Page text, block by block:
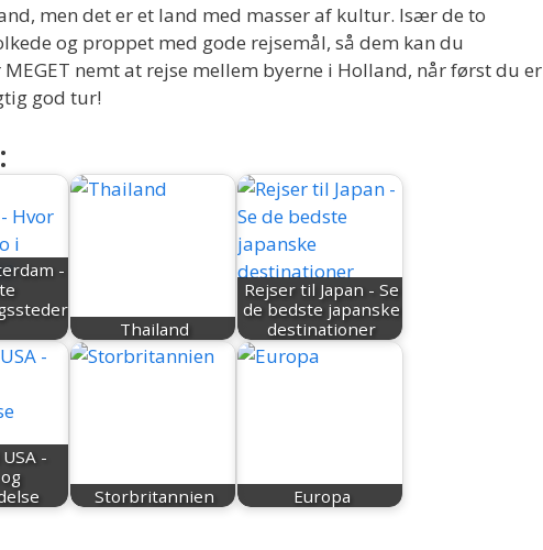
men det er et land med masser af kultur. Især de to
og proppet med gode rejsemål, så dem kan du
MEGET nemt at rejse mellem byerne i Holland, når først du er
god tur!
-
Thailand
Rejser til Japan - Se
de bedste japanske
destinationer
-
Storbritannien Europa